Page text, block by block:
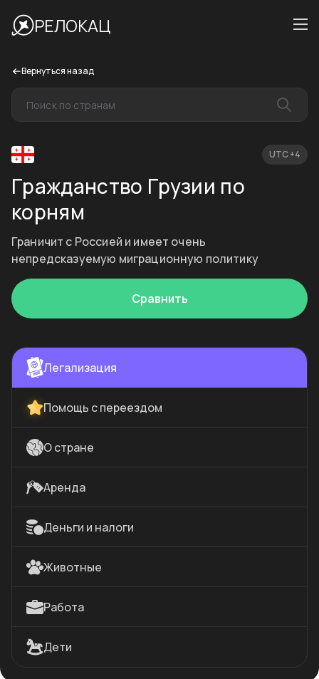
РЕЛОКАЦ
Вернуться назад
UTC +4
Гражданство Грузии по
корням
Граничит с Россией и имеет очень
непредсказуемую миграционную политику
Сравнить
Легализация
Помощь с переездом
О стране
Аренда
Деньги и налоги
Животные
Работа
Дети